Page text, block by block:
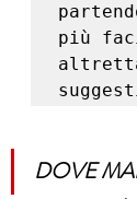
più
DOVE